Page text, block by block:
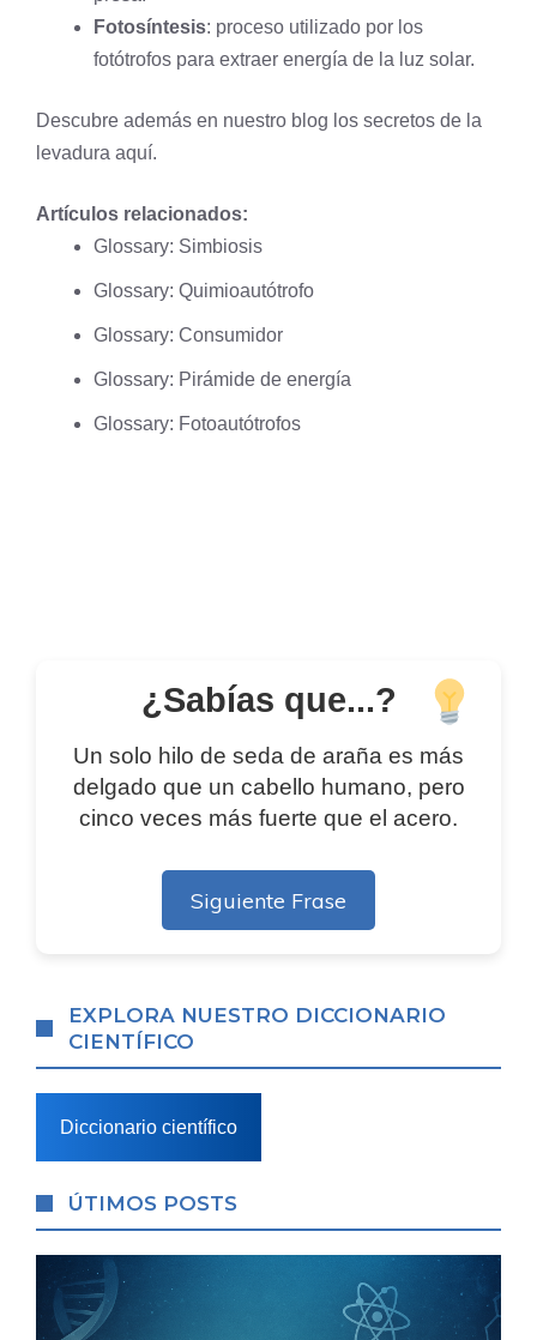
Fotosíntesis: proceso utilizado por los
fotótrofos para extraer energía de la luz solar.
Descubre además en nuestro blog los secretos de la
levadura aquí.
Artículos relacionados:
Glossary: Simbiosis
Glossary: Quimioautótrofo
Glossary: Consumidor
Glossary: Pirámide de energía
Glossary: Fotoautótrofos
¿Sabías que...?
Un solo hilo de seda de araña es más
delgado que un cabello humano, pero
cinco veces más fuerte que el acero.
Siguiente Frase
EXPLORA NUESTRO DICCIONARIO
CIENTÍFICO
Diccionario científico
ÚTIMOS POSTS